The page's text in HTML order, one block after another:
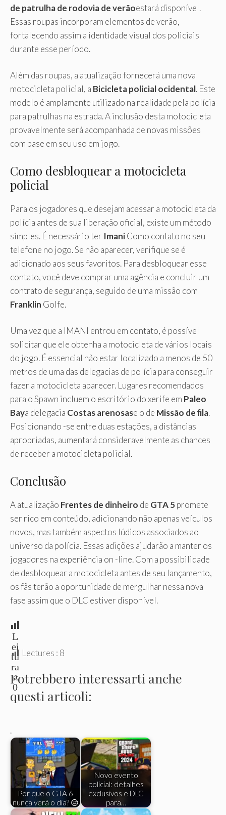
de patrulha de rodovia de verãoestará disponível.
Essas roupas incorporam elementos de verão,
fortalecendo assim a identidade visual dos policiais
durante esse período.
Além das roupas, a atualização fornecerá uma nova
motocicleta policial, a Bicicleta policial ocidental. Este
modelo é amplamente utilizado na realidade pela polícia
para patrulhas na estrada. A inclusão desta motocicleta
provavelmente será acompanhada de novas missões
com base em seu uso em jogo.
Como desbloquear a motocicleta
policial
Para os jogadores que desejam acessar a motocicleta da
polícia antes de sua liberação oficial, existe um método
simples. É necessário ter ImaniComo contato no seu
telefone no jogo. Se não aparecer, verifique se é
adicionado aos seus favoritos. Para desbloquear esse
contato, você deve comprar uma agência e concluir um
contrato de segurança, seguido de uma missão com
Franklin Golfe.
Uma vez que a IMANI entrou em contato, é possível
solicitar que ele obtenha a motocicleta de vários locais
do jogo. É essencial não estar localizado a menos de 50
metros de uma das delegacias de polícia para conseguir
fazer a motocicleta aparecer. Lugares recomendados
para o Spawn incluem o escritório do xerife em Paleo
Baya delegacia Costas arenosase o de Missão de fila.
Posicionando -se entre duas estações, a distâncias
apropriadas, aumentará consideravelmente as chances
de receber a motocicleta policial.
Conclusão
A atualização Frentes de dinheiro de GTA 5promete
ser rico em conteúdo, adicionando não apenas veículos
novos, mas também aspectos lúdicos associados ao
universo da polícia. Essas adições ajudarão a manter os
jogadores na experiência on -line. Com a possibilidade
de desbloquear a motocicleta antes de seu lançamento,
os fãs terão a oportunidade de mergulhar nessa nova
fase assim que o DLC estiver disponível.
L
ei
tu
ra
s:
0
Lectures : 8
Potrebbero interessarti anche
questi articoli:
.
Por que o GTA 6
nunca verá o dia? 😔
Novo evento
policial: detalhes
exclusivos e DLC
para…